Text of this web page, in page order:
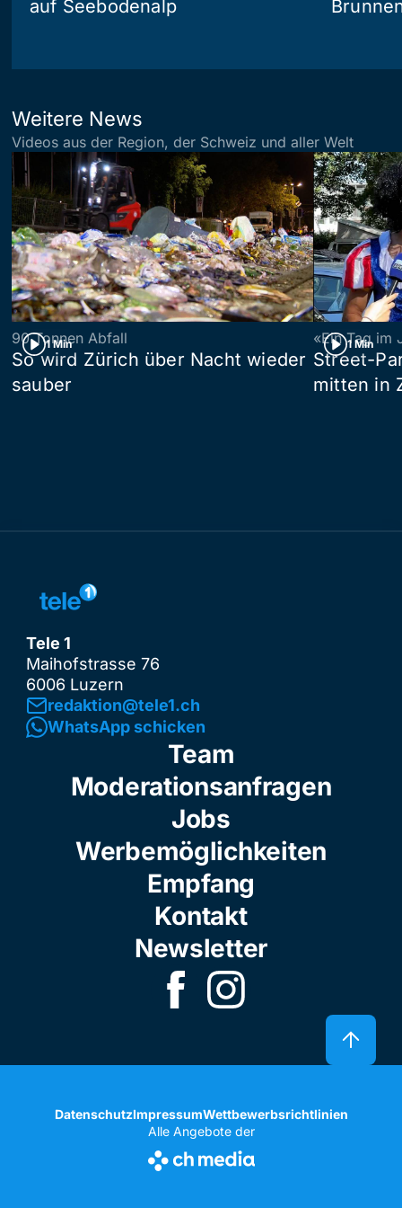
auf Seebodenalp
Weitere News
Videos aus der Region, der Schweiz und aller Welt
1 Min
90 Tonnen Abfall
So wird Zürich über Nacht wieder
sauber
1 Min
«Ein Tag im
Street-
mitten in
Tele 1
Maihofstrasse 76
6006 Luzern
redaktion@tele1.ch
WhatsApp schicken
Team
Moderationsanfragen
Jobs
Werbemöglichkeiten
Empfang
Kontakt
Newsletter
DatenschutzImpressumWettbewerbsrichtlinien
Alle Angebote der